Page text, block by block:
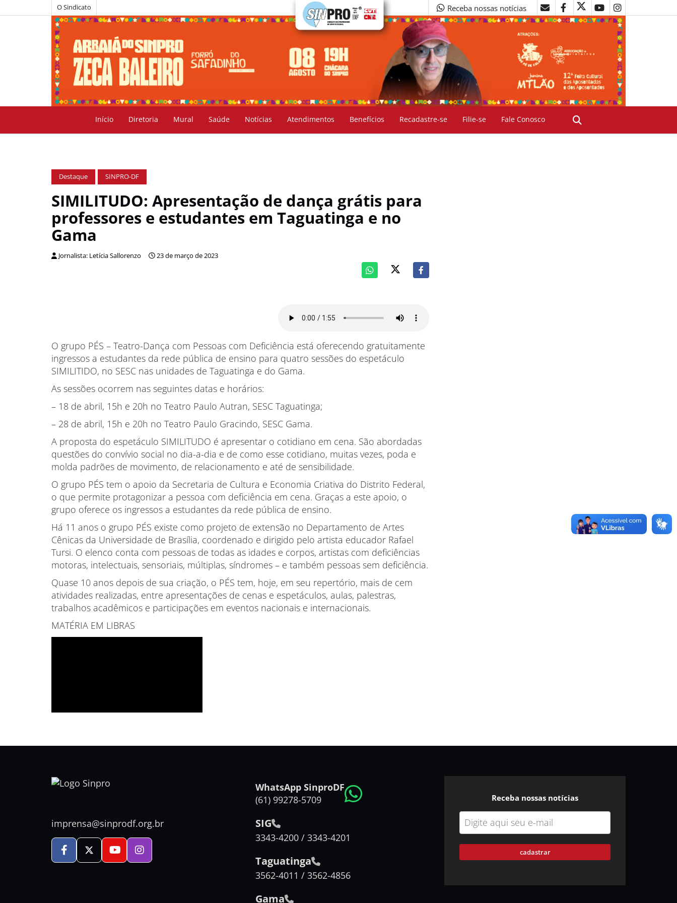
O Sindicato Receba nossas notícias
Início Diretoria Mural Saúde Notícias Atendimentos Benefícios Recadastre-se Filie-se Fale Conosco
Destaque SINPRO-DF
SIMILITUDO: Apresentação de dança grátis para
professores e estudantes em Taguatinga e no
Gama
Jornalista: Letícia Sallorenzo 23 de março de 2023
O grupo PÉS – Teatro-Dança com Pessoas com Deficiência está oferecendo gratuitamente
ingressos a estudantes da rede pública de ensino para quatro sessões do espetáculo
SIMILITIDO, no SESC nas unidades de Taguatinga e do Gama.
As sessões ocorrem nas seguintes datas e horários:
– 18 de abril, 15h e 20h no Teatro Paulo Autran, SESC Taguatinga;
– 28 de abril, 15h e 20h no Teatro Paulo Gracindo, SESC Gama.
A proposta do espetáculo SIMILITUDO é apresentar o cotidiano em cena. São abordadas
questões do convívio social no dia-a-dia e de como esse cotidiano, muitas vezes, poda e
molda padrões de movimento, de relacionamento e até de sensibilidade.
O grupo PÉS tem o apoio da Secretaria de Cultura e Economia Criativa do Distrito Federal,
o que permite protagonizar a pessoa com deficiência em cena. Graças a este apoio, o
grupo oferece os ingressos a estudantes da rede pública de ensino.
Há 11 anos o grupo PÉS existe como projeto de extensão no Departamento de Artes
Cênicas da Universidade de Brasília, coordenado e dirigido pelo artista educador Rafael
Tursi. O elenco conta com pessoas de todas as idades e corpos, artistas com deficiências
motoras, intelectuais, sensoriais, múltiplas, síndromes – e também pessoas sem deficiência.
Quase 10 anos depois de sua criação, o PÉS tem, hoje, em seu repertório, mais de cem
atividades realizadas, entre apresentações de cenas e espetáculos, aulas, palestras,
trabalhos acadêmicos e participações em eventos nacionais e internacionais.
MATÉRIA EM LIBRAS
imprensa@sinprodf.org.br
WhatsApp SinproDF
(61) 99278-5709
SIG
3343-4200 / 3343-4201
Taguatinga
3562-4011 / 3562-4856
Gama
Receba nossas notícias
cadastrar